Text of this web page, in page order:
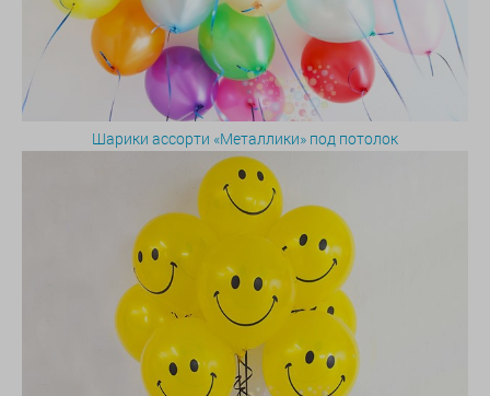
Шарики ассорти «Металлики» под потолок